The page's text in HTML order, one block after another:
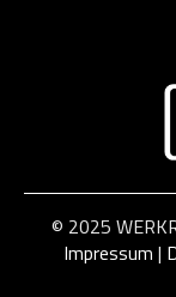
© 2025
Impressum |